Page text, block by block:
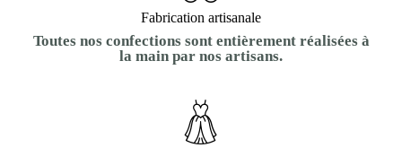
Fabrication artisanale
Toutes nos confections sont entièrement réalisées à
la main par nos artisans.